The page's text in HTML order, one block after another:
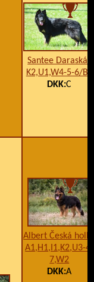
Santee Daraskár
K2,U1,W4-5-6/B1
DKK:C
Albert Česká
A1,H1,I1,K2,U3-4-
7,W2
DKK:A